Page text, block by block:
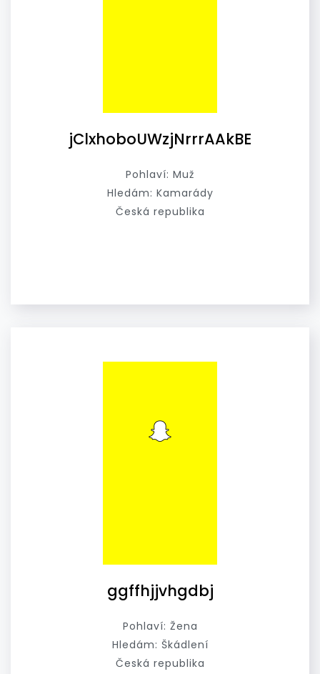
jClxhoboUWzjNrrrAAkBE
Pohlaví: Muž
Hledám: Kamarády
Česká republika
ggffhjjvhgdbj
Pohlaví: Žena
Hledám: Škádlení
Česká republika